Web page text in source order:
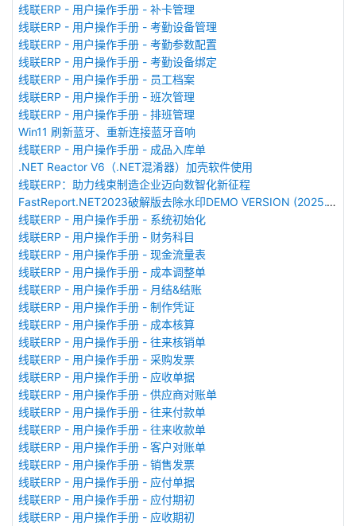
线联ERP - 用户操作手册 - 补卡管理
线联ERP - 用户操作手册 - 考勤设备管理
线联ERP - 用户操作手册 - 考勤参数配置
线联ERP - 用户操作手册 - 考勤设备绑定
线联ERP - 用户操作手册 - 员工档案
线联ERP - 用户操作手册 - 班次管理
线联ERP - 用户操作手册 - 排班管理
Win11 刷新蓝牙、重新连接蓝牙音响
线联ERP - 用户操作手册 - 成品入库单
.NET Reactor V6（.NET混淆器）加壳软件使用
线联ERP：助力线束制造企业迈向数智化新征程
FastReport.NET2023破解版去除水印DEMO VERSION (2025.1.14/2023.2.18版本)
线联ERP - 用户操作手册 - 系统初始化
线联ERP - 用户操作手册 - 财务科目
线联ERP - 用户操作手册 - 现金流量表
线联ERP - 用户操作手册 - 成本调整单
线联ERP - 用户操作手册 - 月结&结账
线联ERP - 用户操作手册 - 制作凭证
线联ERP - 用户操作手册 - 成本核算
线联ERP - 用户操作手册 - 往来核销单
线联ERP - 用户操作手册 - 采购发票
线联ERP - 用户操作手册 - 应收单据
线联ERP - 用户操作手册 - 供应商对账单
线联ERP - 用户操作手册 - 往来付款单
线联ERP - 用户操作手册 - 往来收款单
线联ERP - 用户操作手册 - 客户对账单
线联ERP - 用户操作手册 - 销售发票
线联ERP - 用户操作手册 - 应付单据
线联ERP - 用户操作手册 - 应付期初
线联ERP - 用户操作手册 - 应收期初